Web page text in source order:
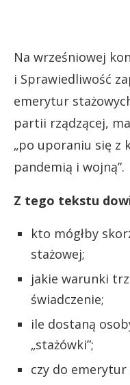
Na wrześniowej
i Sprawiedliwość
emerytur
partii rządzącej,
„po uporaniu się z
pandemią i wojną”.
Z tego tekstu
kto mógłby
stażowej;
jakie warunki
świadczenie;
ile dostaną
„stażówki”;
czy do emerytur